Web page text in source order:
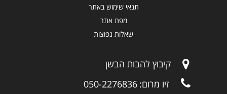
תנאי שימוש באתר
מפת אתר
שאלות נפוצות
קיבוץ להבות הבשן
זיו מרום: 050-2276836